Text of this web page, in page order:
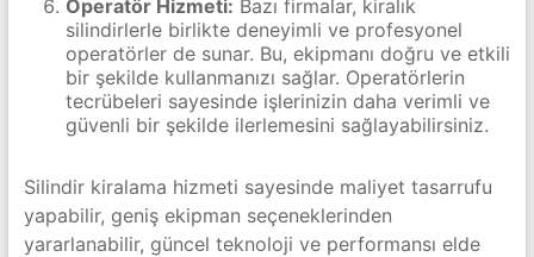
Operatör Hizmeti: Bazı firmalar, kiralık
silindirlerle birlikte deneyimli ve profesyonel
operatörler de sunar. Bu, ekipmanı doğru ve etkili
bir şekilde kullanmanızı sağlar. Operatörlerin
tecrübeleri sayesinde işlerinizin daha verimli ve
güvenli bir şekilde ilerlemesini sağlayabilirsiniz.
Silindir kiralama hizmeti sayesinde maliyet tasarrufu
yapabilir, geniş ekipman seçeneklerinden
yararlanabilir, güncel teknoloji ve performansı elde